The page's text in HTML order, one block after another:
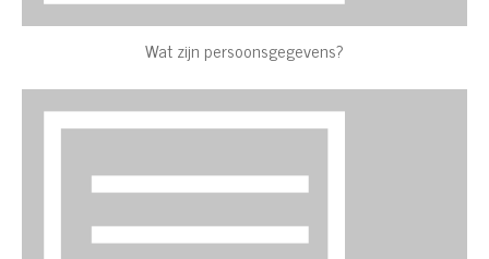
Wat zijn persoonsgegevens?